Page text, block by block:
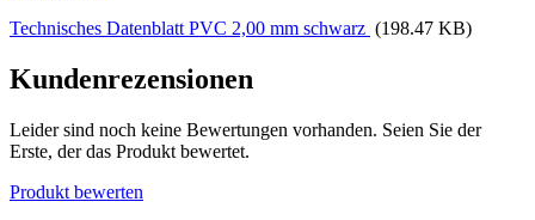
Technisches Datenblatt PVC 2,00 mm schwarz (198.47 KB)
Kundenrezensionen
Leider sind noch keine Bewertungen vorhanden. Seien Sie der
Erste, der das Produkt bewertet.
Produkt bewerten